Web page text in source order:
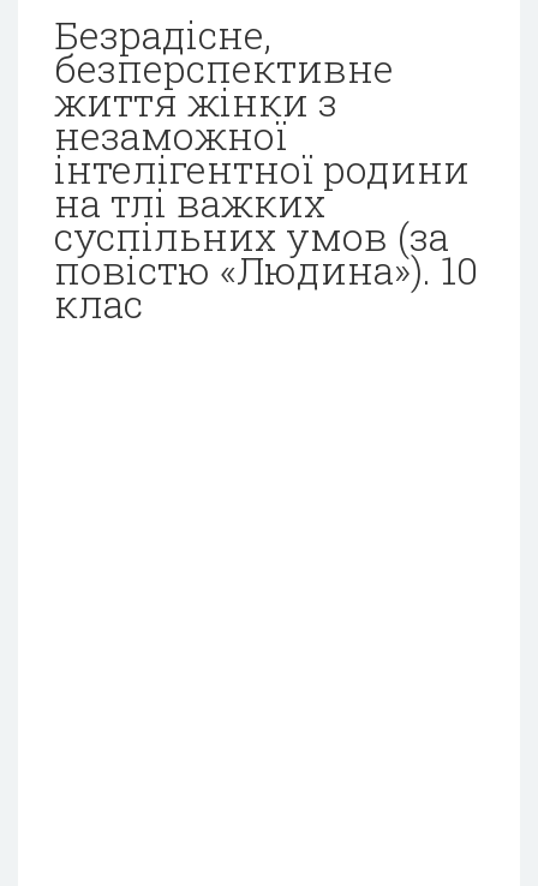
Безрадісне,
безперспективне
життя жінки з
незаможної
інтелігентної родини
на тлі важких
суспільних умов (за
повістю «Людина»). 10
клас